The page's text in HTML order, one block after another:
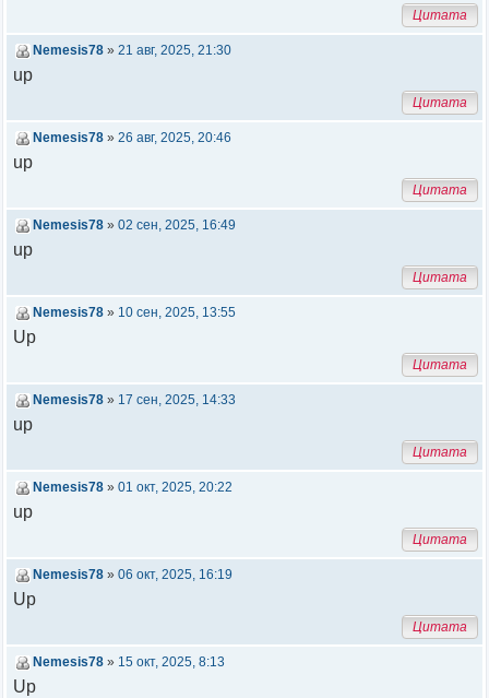
Цитата
Nemesis78 » 21 авг, 2025, 21:30
up
Цитата
Nemesis78 » 26 авг, 2025, 20:46
up
Цитата
Nemesis78 » 02 сен, 2025, 16:49
up
Цитата
Nemesis78 » 10 сен, 2025, 13:55
Up
Цитата
Nemesis78 » 17 сен, 2025, 14:33
up
Цитата
Nemesis78 » 01 окт, 2025, 20:22
up
Цитата
Nemesis78 » 06 окт, 2025, 16:19
Up
Цитата
Nemesis78 » 15 окт, 2025, 8:13
Up